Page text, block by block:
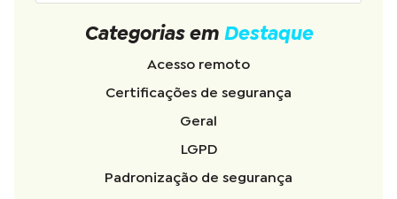
Categorias em Destaque
Acesso remoto
Certificações de segurança
Geral
LGPD
Padronização de segurança